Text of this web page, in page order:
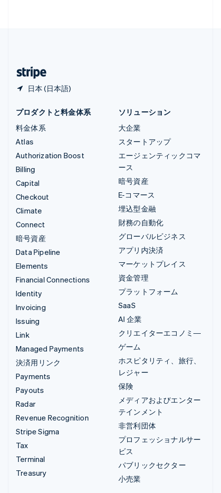
日本 (日本語)
プロダクトと料金体系
料金体系
Atlas
Authorization Boost
Billing
Capital
Checkout
Climate
Connect
暗号資産
Data Pipeline
Elements
Financial Connections
Identity
Invoicing
Issuing
Link
Managed Payments
決済用リンク
Payments
Payouts
Radar
Revenue Recognition
Stripe Sigma
Tax
Terminal
Treasury
ソリューション
大企業
スタートアップ
エージェンティックコマ
ース
暗号資産
E-コマース
埋込型金融
財務の自動化
グローバルビジネス
アプリ内決済
マーケットプレイス
資金管理
プラットフォーム
SaaS
AI 企業
クリエイターエコノミ―
ゲーム
ホスピタリティ、旅行、
レジャー
保険
メディアおよびエンター
テインメント
非営利団体
プロフェッショナルサー
ビス
パブリックセクター
小売業